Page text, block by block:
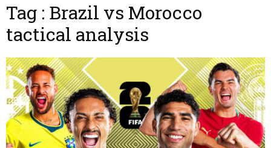
Tag : Brazil vs Morocco
tactical analysis